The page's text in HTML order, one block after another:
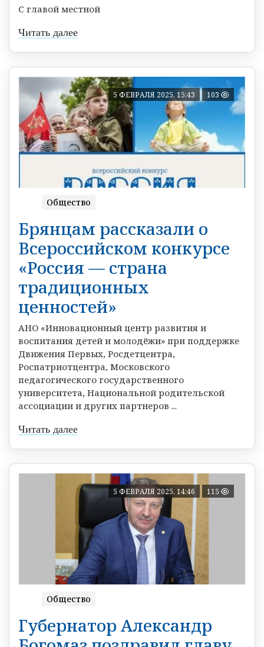
С главой местной
Читать далее
5 ФЕВРАЛЯ 2025, 15:43 103
Общество
Брянцам рассказали о
Всероссийском конкурсе
«Россия — страна
традиционных
ценностей»
АНО «Инновационный центр развития и
воспитания детей и молодёжи» при поддержке
Движения Первых, Росдетцентра,
Роспатриотцентра, Московского
педагогического государственного
университета, Национальной родительской
ассоциации и других партнеров ...
Читать далее
5 ФЕВРАЛЯ 2025, 14:46 115
Общество
Губернатор Александр